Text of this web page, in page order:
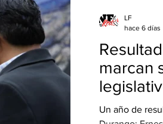
Alanís Herrera.
de fútbol con
ent
marcan
Un año de
LF
hace 6 días